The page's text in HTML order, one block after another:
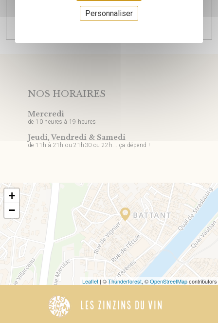
Alexander Götze et Christoph Wolber fondent le domaine
Weingut Wasenhaus à Staufen Pays de Bade...
+
−
Leaflet | ©Thunderforest, ©OpenStreetMapcontributors
NOS HORAIRES
Mercredi
de 10 heures à 19 heures
Jeudi, Vendredi & Samedi
de 11h à 21h ou 21h30 ou 22h... ça dépend !
LES ZINZINS DU VIN
Personnaliser